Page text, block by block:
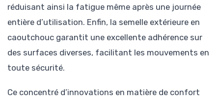
réduisant ainsi la fatigue même après une journée
entière d’utilisation. Enfin, la semelle extérieure en
caoutchouc garantit une excellente adhérence sur
des surfaces diverses, facilitant les mouvements en
toute sécurité.
Ce concentré d’innovations en matière de confort